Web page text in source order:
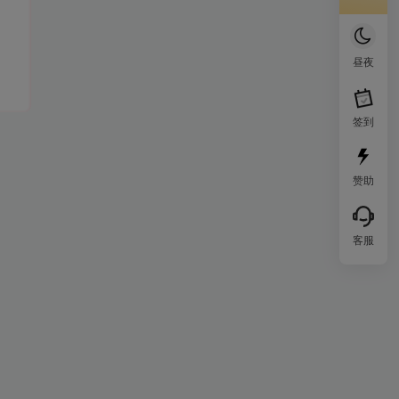
昼夜
签到
赞助
客服